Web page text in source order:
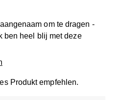
om te dragen -
ben heel blij met deze
Produkt empfehlen.